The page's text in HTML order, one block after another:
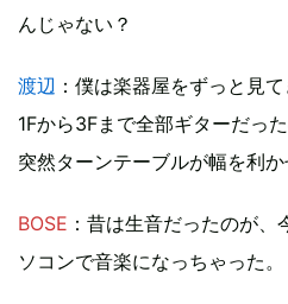
んじゃない？
渡辺 ：僕は楽器屋をずっと見
1Fから3Fまで全部ギターだっ
突然ターンテーブルが幅を利か
BOSE ：昔は生音だったのが
ソコンで音楽になっちゃった。